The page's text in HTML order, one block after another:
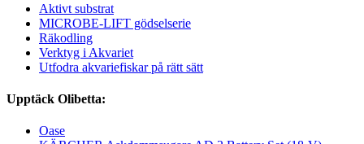
Aktivt substrat
MICROBE-LIFT gödselserie
Räkodling
Verktyg i Akvariet
Utfodra akvariefiskar på rätt sätt
Upptäck Olibetta:
Oase